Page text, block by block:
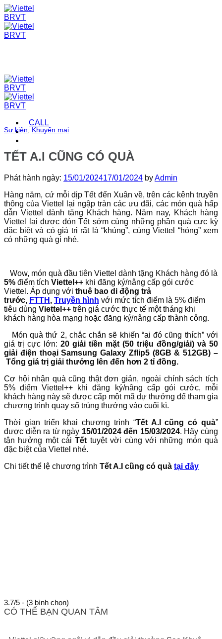
Skip
to
content
CALL
Sự kiện Khuyến mại
TẾT A.I CŨNG CÓ QUÀ
Phát hành ngày: 15/01/202417/01/2024 byAdmin
Hàng năm, cứ mỗi dịp Tết đến Xuân về, trên các kênh truyền
thông của Viettel lại ngập tràn các ưu đãi, các món quà hấp
dẫn Viettel dành tặng Khách hàng. Năm nay, Khách hàng
Viettel lại được đón Tết sớm cùng những phần quà cực kỳ
đặc biệt và có giá trị rất là “khủng”, cùng Viettel “hóng” xem
có những quà gì nhé.
Wow, món quà đầu tiên Viettel dành tặng Khách hàng đó là
5% điểm tích Viettel++ khi đăng ký/nâng cấp gói cước
Viettel. Áp dụng với thuê bao di động trả
trước, FTTH , Truyền hình với mức tích điểm là 5% điểm
tiêu dùng Viettel++ trên giá cước thực tế một tháng khi
khách hàng hòa mạng hoặc đăng ký/nâng cấp thành công.
Món quà thứ 2, chắc chắn sẽ khiến “ai đó cũng thích” với
giá trị cực lớn: 20 giải tiền mặt (50 triệu đồng/giải) và 50
giải điện thoại Samsung Galaxy Zflip5 (8GB & 512GB) –
Tổng giá trị giải thưởng lên đến hơn 2 tỉ đồng.
Cơ hội nhận quà cũng thật đơn giản, ngoài chính sách tích
5% điểm Viettel++ khi đăng ký/nâng cấp gói cước, mỗi
khách hàng này sẽ được cấp một mã dự thưởng để tham gia
chương trình quay số trúng thưởng vào cuối kì.
Thời gian triển khai chương trình “Tết A.I cũng có quà”
được diễn ra từ ngày 15/01/2024 đến 15/03/2024. Hãy cùng
tận hưởng một cáiTết tuyệt vời cùng với những món quà
đặc biệt của Viettel nhé.
Chi tiết thể lệ chương trình Tết A.I cũng có quà tại đây
3.7/5 - (3 bình chọn)
CÓ THỂ BẠN QUAN TÂM